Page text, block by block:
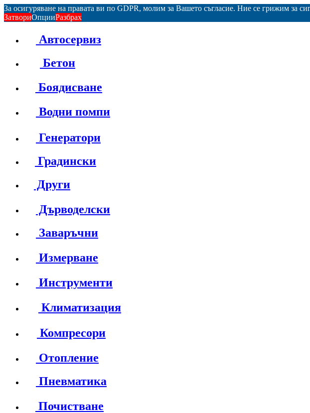
За осигуряване на правата ви по GDPR, молим за Вашето съгласие. Ние се грижим за
ЗатвориОпцииРазбрах
Автосервиз
Бетон
Боядисване
Водни помпи
Генератори
Градински
Други
Дърводелски
Заваръчни
Измерване
Инструменти
Климатизация
Компресори
Отопление
Пневматика
Почистване